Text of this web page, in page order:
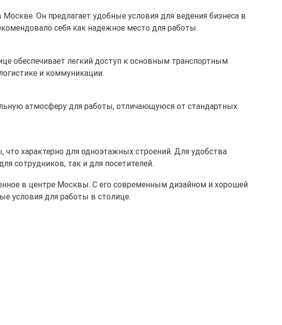
Он предлагает удобные условия для ведения бизнеса в
себя как надежное место для работы.
обеспечивает легкий доступ к основным транспортным
и коммуникации.
атмосферу для работы, отличающуюся от стандартных
характерно для одноэтажных строений. Для удобства
сотрудников, так и для посетителей.
в центре Москвы. С его современным дизайном и хорошей
условия для работы в столице.